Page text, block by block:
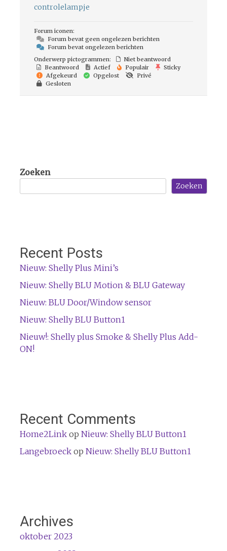
controlelampje
Forum iconen:
Forum bevat geen ongelezen berichten
Forum bevat ongelezen berichten
Onderwerp pictogrammen:
Niet beantwoord
Beantwoord
Actief Populair
Sticky
Afgekeurd
Opgelost
Privé
Gesloten
Zoeken
Zoeken
Recent Posts
Nieuw: Shelly Plus Mini’s
Nieuw: Shelly BLU Motion & BLU Gateway
Nieuw: BLU Door/Window sensor
Nieuw: Shelly BLU Button1
Nieuw!: Shelly plus Smoke & Shelly Plus Add-
ON!
Recent Comments
Home2Linkop Nieuw: Shelly BLU Button1
Langebroeckop Nieuw: Shelly BLU Button1
Archives
oktober 2023